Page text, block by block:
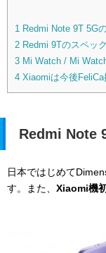
1 Redmi Note 9T 5G
2 Redmi 9Tのスペッ
3 Mi Watch / Mi
4 Xiaomiは今後FeliCa
Redmi Note
日本ではじめて
す。また、 Xiaomi機